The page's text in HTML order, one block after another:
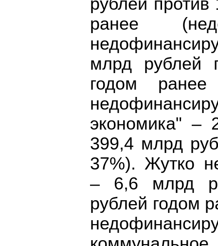
рублей
ранее
млрд рублей
годом
экономика" –
399,4 млрд
37%). Жутко
– 6,6 млрд
рублей годом